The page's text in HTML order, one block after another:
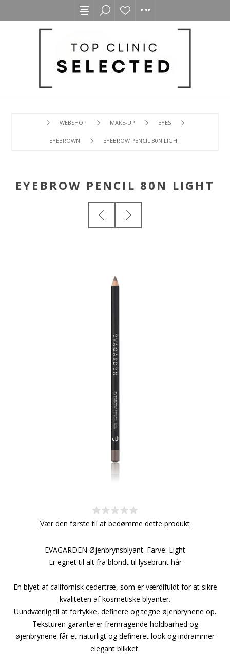
WEBSHOP MAKE-UP EYES
EYEBROWN EYEBROW PENCIL 80N LIGHT
EYEBROW PENCIL 80N LIGHT
Vær den første til at bedømme dette produkt
EVAGARDEN Øjenbrynsblyant. Farve: Light
Er egnet til alt fra blondt til lysebrunt hår
En blyet af californisk cedertræ, som er værdifuldt for at sikre
kvaliteten af kosmetiske blyanter.
Uundværlig til at fortykke, definere og tegne øjenbrynene op.
Teksturen garanterer fremragende holdbarhed og
øjenbrynene får et naturligt og defineret look og indrammer
elegant blikket.